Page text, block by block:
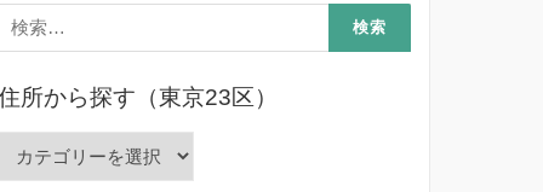
:
所から探す（東京23区）